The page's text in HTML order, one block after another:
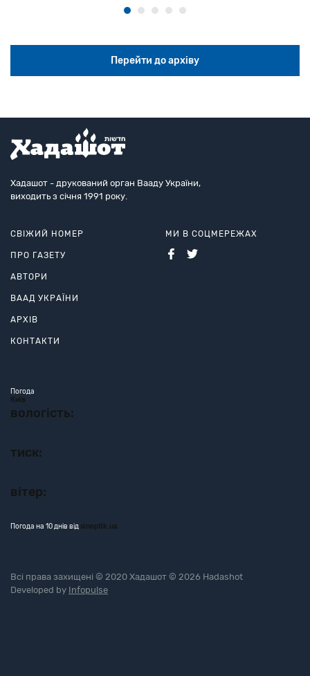
Перейти до архіву
Хадашот - друкований орган Вааду України,
виходить з січня 1991 року.
СВІЖИЙ НОМЕР
ПРО ГАЗЕТУ
АВТОРИ
ВААД УКРАЇНИ
АРХІВ
КОНТАКТИ
МИ В СОЦМЕРЕЖАХ
Погода
Київ
вологість:
тиск:
вітер:
Погода на 10 днів від sinoptik.ua
Всі права захищені © 2020 Хадашот © 2026 Hadashot
Developed by Infopulse